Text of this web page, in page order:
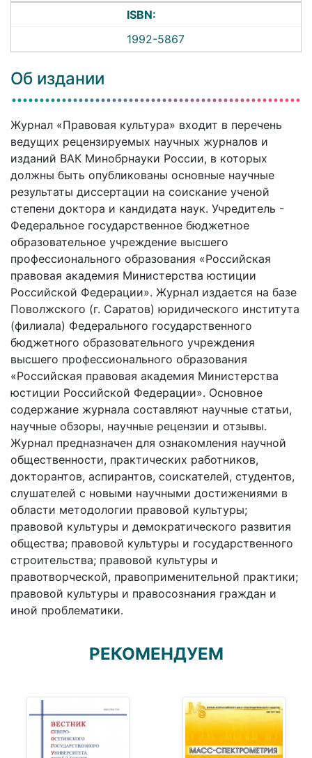
ISBN:
1992-5867
Об издании
Журнал «Правовая культура» входит в перечень
ведущих рецензируемых научных журналов и
изданий ВАК Минобрнауки России, в которых
должны быть опубликованы основные научные
результаты диссертации на соискание ученой
степени доктора и кандидата наук. Учредитель -
Федеральное государственное бюджетное
образовательное учреждение высшего
профессионального образования «Российская
правовая академия Министерства юстиции
Российской Федерации». Журнал издается на базе
Поволжского (г. Саратов) юридического института
(филиала) Федерального государственного
бюджетного образовательного учреждения
высшего профессионального образования
«Российская правовая академия Министерства
юстиции Российской Федерации». Основное
содержание журнала составляют научные статьи,
научные обзоры, научные рецензии и отзывы.
Журнал предназначен для ознакомления научной
общественности, практических работников,
докторантов, аспирантов, соискателей, студентов,
слушателей с новыми научными достижениями в
области методологии правовой культуры;
правовой культуры и демократического развития
общества; правовой культуры и государственного
строительства; правовой культуры и
правотворческой, правоприменительной практики;
правовой культуры и правосознания граждан и
иной проблематики.
РЕКОМЕНДУЕМ